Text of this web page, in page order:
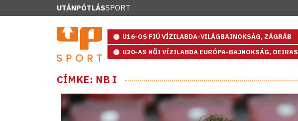
UTÁNPÓTLÁSSPORT
U16-OS FIÚ VÍZILABDA-VILÁGBAJNOKSÁG, ZÁGRÁB
U20-AS NŐI VÍZILABDA EURÓPA-BAJNOKSÁG, OEIRAS
CÍMKE: NB I